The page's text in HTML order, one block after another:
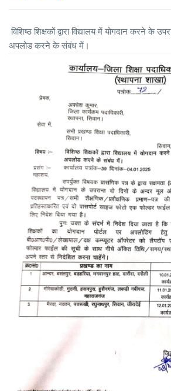
विशिष्ठ शिक्षकों द्वारा विद्यालय में योगदान करने के
अपलोड करने के संबंध में।